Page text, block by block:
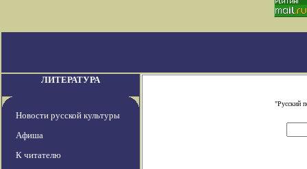
ЛИТЕРАТУРА
Новости русской культуры
Афиша
К читателю
"Русский